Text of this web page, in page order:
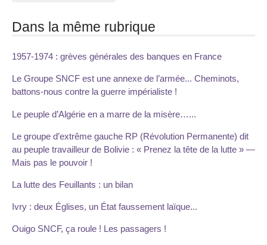
Dans la même rubrique
1957-1974 : grèves générales des banques en France
Le Groupe SNCF est une annexe de l’armée... Cheminots,
battons-nous contre la guerre impérialiste !
Le peuple d’Algérie en a marre de la misère…...
Le groupe d’extrême gauche RP (Révolution Permanente) dit
au peuple travailleur de Bolivie : « Prenez la tête de la lutte » —
Mais pas le pouvoir !
La lutte des Feuillants : un bilan
Ivry : deux Églises, un État faussement laïque...
Ouigo SNCF, ça roule ! Les passagers !